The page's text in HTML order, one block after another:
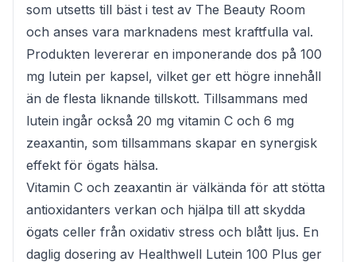
som utsetts till bäst i test av The Beauty Room
och anses vara marknadens mest kraftfulla val.
Produkten levererar en imponerande dos på 100
mg lutein per kapsel, vilket ger ett högre innehåll
än de flesta liknande tillskott. Tillsammans med
lutein ingår också 20 mg vitamin C och 6 mg
zeaxantin, som tillsammans skapar en synergisk
effekt för ögats hälsa.
Vitamin C och zeaxantin är välkända för att stötta
antioxidanters verkan och hjälpa till att skydda
ögats celler från oxidativ stress och blått ljus. En
daglig dosering av Healthwell Lutein 100 Plus ger